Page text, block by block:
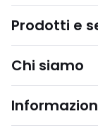
Prodotti e
Chi siamo